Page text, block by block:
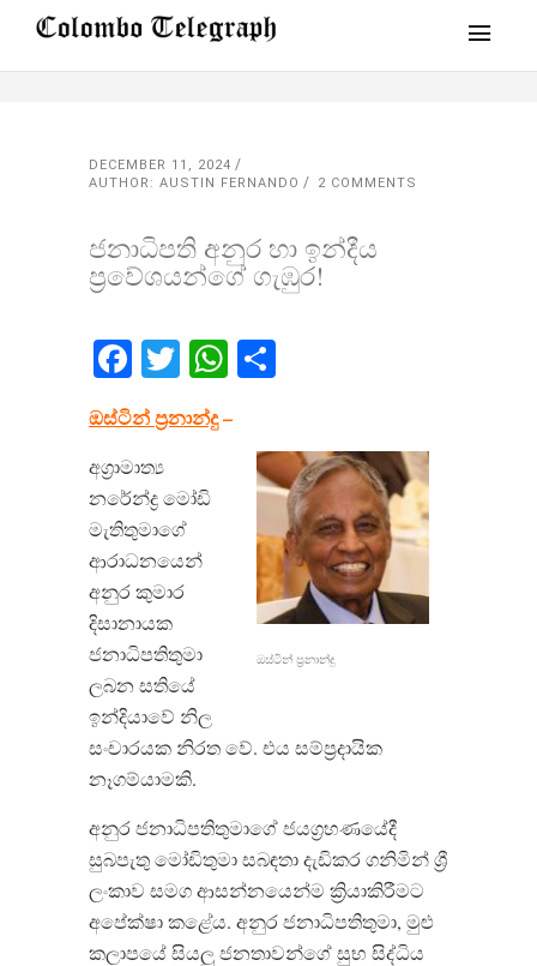
DECEMBER 11, 2024
AUTHOR: AUSTIN FERNANDO
2 COMMENTS
ජනාධිපති අනුර හා ඉන්දීය
ප්‍රවේශයන්ගේ ගැඹුර!
Facebook
TwitterWhatsApp
ඔස්ටින්ප්‍රනාන්දු–
ඔස්ටින් ප්‍රනාන්දු
අග්‍රාමාත්‍ය
නරේන්ද්‍ර මෝඩි
මැතිතුමාගේ
ආරාධනයෙන්
අනුර කුමාර
දිසානායක
ජනාධිපතිතුමා
ලබන සතියේ
ඉන්දියාවේ නිල
සංචාරයක නිරත වේ. එය සම්ප්‍රදායික
නෑගම්යාමකි.
අනුර ජනාධිපතිතුමාගේ ජයග්‍රහණයේදී
සුබපැතු මෝඩිතුමා සබඳතා දැඩිකර ගනිමින් ශ්‍රී
ලංකාව සමග ආසන්නයෙන්ම ක්‍රියාකිරීමට
අපේක්ෂා කළේය. අනුර ජනාධිපතිතුමා, මුළු
කලාපයේ සියලු ජනතාවන්ගේ සුභ සිද්ධිය